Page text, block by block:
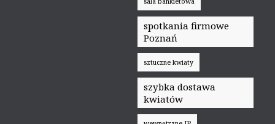
spotkania firmowe
Poznań
sztuczne kwiaty
szybka dostawa
kwiatów